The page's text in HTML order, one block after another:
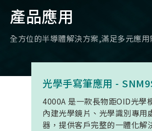
產品應用
全方位的半導體解決方案,滿足多元應用
4000A 是一款長物距OID光學
內建光學鏡片、光學識別專用
器，提供客戶完整的一體化解